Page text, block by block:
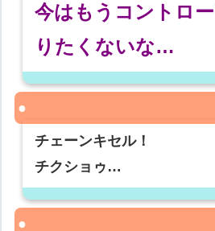
今はもうコントロ
りたくないな…
チェーンキセル！
チクショゥ…